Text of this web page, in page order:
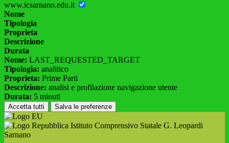
www.icsarnano.edu.it
Nome
Tipologia
Proprieta
Descrizione
Durata
Nome: LAST_REQUESTED_TARGET
Tipologia: analitico
Proprieta: Prime Parti
Descrizione: analisi e profilazione navigazione utente
Durata: 5 minuti
Accetta tutti Salva le preferenze
Istituto Comprensivo Statale G. Leopardi
Sarnano